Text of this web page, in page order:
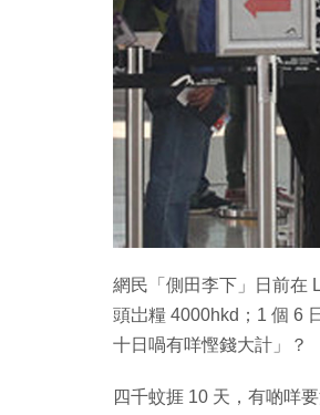
網民「側田李下」日前在
頭岀糧 4000hkd；1 個 6
十日喎有咩慳錢大計」？
四千蚊捱 10 天，有啲咩
Copy
Link